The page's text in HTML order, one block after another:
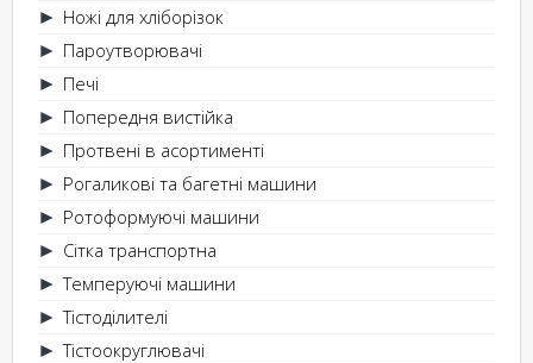
► Ножі для хліборізок
► Пароутворювачі
► Печі
► Попередня вистійка
► Протвені в асортименті
► Рогаликові та багетні машини
► Ротоформуючі машини
► Сітка транспортна
► Темперуючі машини
► Тістоділителі
► Тістоокруглювачі